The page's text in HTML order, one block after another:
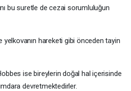
bu suretle de cezai sorumluluğun
hareketi gibi önceden tayin
ise bireylerin doğal hal içerisinde
devretmektedirler.